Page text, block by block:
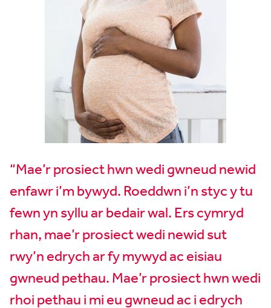
“Mae’r prosiect hwn wedi gwneud newid
enfawr i’m bywyd. Roeddwn i’n styc y tu
fewn yn syllu ar bedair wal. Ers cymryd
rhan, mae’r prosiect wedi newid sut
rwy’n edrych ar fy mywyd ac eisiau
gwneud pethau. Mae’r prosiect hwn wedi
rhoi pethau i mi eu gwneud ac i edrych